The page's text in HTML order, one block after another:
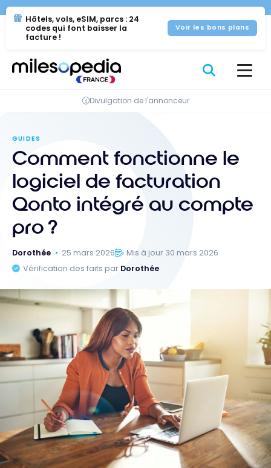
Panneau de gestion des cookies
Se
rendreHôtels, vols, eSIM, parcs : 24
codes qui font baisser la
facture !
Voir les bons plans
Divulgation de l'annonceur
GUIDES
Comment fonctionne le
logiciel de facturation
Qonto intégré au compte
pro ?
Dorothée 25 mars 2026
Mis à jour 30 mars 2026
Vérification des faits par Dorothée